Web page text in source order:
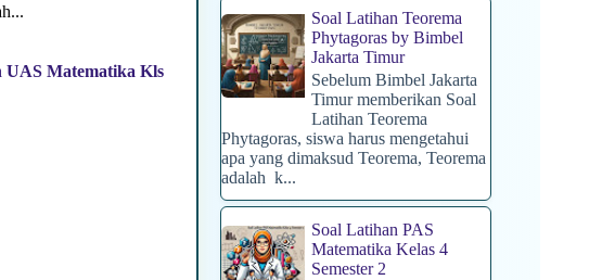
UAS Matematika Kls
Soal Latihan Teorema
Phytagoras by Bimbel
Jakarta Timur
Sebelum Bimbel Jakarta
Timur memberikan Soal
Latihan Teorema
Phytagoras, siswa harus mengetahui
apa yang dimaksud Teorema, Teorema
adalah k...
Soal Latihan PAS
Matematika Kelas 4
Semester 2